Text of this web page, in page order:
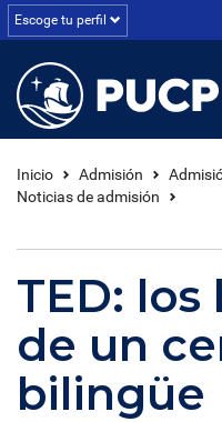
Escoge tu perfil
Inicio Admisión
Noticias de admisión
TED:
de un
bilingüe